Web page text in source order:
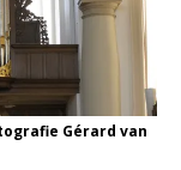
Gérard van